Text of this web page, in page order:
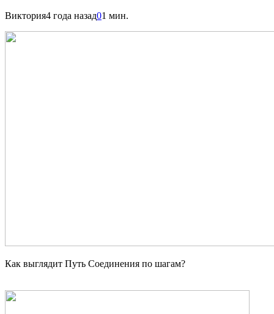
Виктория4 года назад01 мин.
Как выглядит Путь Соединения по шагам?